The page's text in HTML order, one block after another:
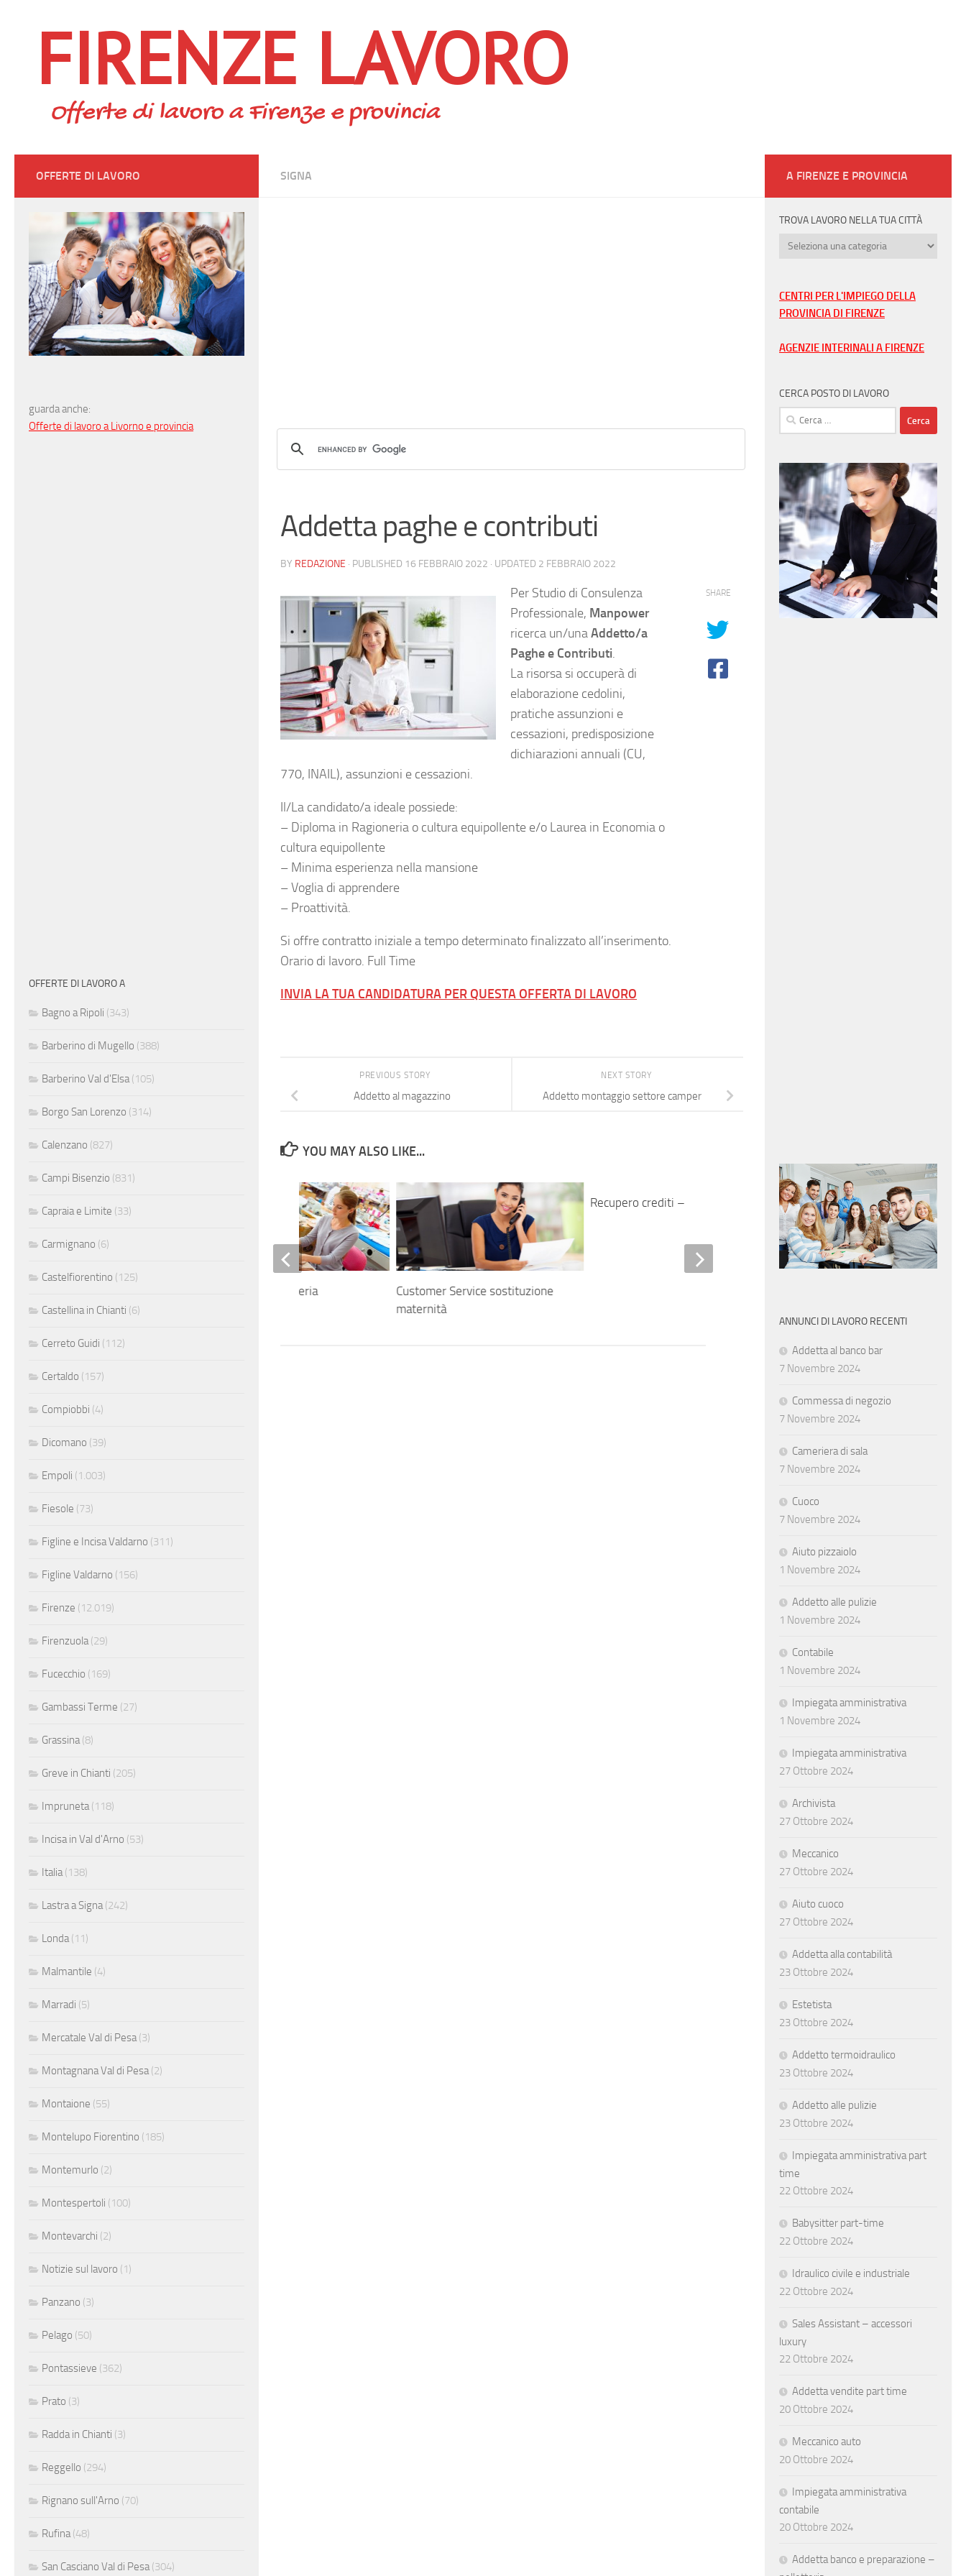
FIRENZE LAVORO
Offerte di lavoro a Firenze e provincia
SIGNA
Addetta paghe e contributi
BY REDAZIONE · PUBLISHED 16 FEBBRAIO 2022 · UPDATED 2 FEBBRAIO 2022
Per Studio di Consulenza
Professionale, Manpower
ricerca un/unaAddetto/a
Paghe e Contributi.
La risorsa si occuperà di
elaborazione cedolini,
pratiche assunzioni e
cessazioni, predisposizione
dichiarazioni annuali (CU,
770, INAIL), assunzioni e cessazioni.
Il/La candidato/a ideale possiede:
– Diploma in Ragioneria o cultura equipollente e/o Laurea in Economia o
cultura equipollente
– Minima esperienza nella mansione
– Voglia di apprendere
– Proattività.
Si offre contratto iniziale a tempo determinato finalizzato all’inserimento.
Orario di lavoro. Full Time
INVIA LA TUA CANDIDATURA PER QUESTA OFFERTA DI LAVORO
SHARE
NEXT STORY
Addetto montaggio settore camper
PREVIOUS STORY
Addetto al magazzino
YOU MAY ALSO LIKE...
Customer Service sostituzione
maternità
Recupero crediti – addetto
Macchinista pelletteria
OFFERTE DI LAVORO
guarda anche:
Offerte di lavoro a Livorno e provincia
OFFERTE DI LAVORO A
Bagno a Ripoli (343)
Barberino di Mugello (388)
Barberino Val d'Elsa(105)
Borgo San Lorenzo (314)
Calenzano (827)
Campi Bisenzio (831)
Capraia e Limite (33)
Carmignano (6)
Castelfiorentino (125)
Castellina in Chianti (6)
Cerreto Guidi (112)
Certaldo (157)
Compiobbi (4)
Dicomano (39)
Empoli (1.003)
Fiesole (73)
Figline e Incisa Valdarno (311)
Figline Valdarno (156)
Firenze (12.019)
Firenzuola(29)
Fucecchio (169)
Gambassi Terme (27)
Grassina(8)
Greve in Chianti (205)
Impruneta(118)
Incisa in Val d'Arno (53)
Italia(138)
Lastra a Signa(242)
Londa(11)
Malmantile (4)
Marradi (5)
Mercatale Val di Pesa(3)
Montagnana Val di Pesa(2)
Montaione (55)
Montelupo Fiorentino (185)
Montemurlo (2)
Montespertoli (100)
Montevarchi (2)
Notizie sul lavoro (1)
Panzano (3)
Pelago (50)
Pontassieve (362)
Prato (3)
Radda in Chianti (3)
Reggello (294)
Rignano sull'Arno (70)
Rufina(48)
San Casciano Val di Pesa(304)
A FIRENZE E PROVINCIA
TROVA LAVORO NELLA TUA CITTÀ
Trova
tua
città
CENTRI PER L'IMPIEGO DELLA
PROVINCIA DI FIRENZE
AGENZIE INTERINALI A FIRENZE
CERCA POSTO DI LAVORO
Ricerca
per:
ANNUNCI DI LAVORO RECENTI
Addetta al banco bar
7 Novembre 2024
Commessa di negozio
7 Novembre 2024
Cameriera di sala
7 Novembre 2024
Cuoco
7 Novembre 2024
Aiuto pizzaiolo
1 Novembre 2024
Addetto alle pulizie
1 Novembre 2024
Contabile
1 Novembre 2024
Impiegata amministrativa
1 Novembre 2024
Impiegata amministrativa
27 Ottobre 2024
Archivista
27 Ottobre 2024
Meccanico
27 Ottobre 2024
Aiuto cuoco
27 Ottobre 2024
Addetta alla contabilità
23 Ottobre 2024
Estetista
23 Ottobre 2024
Addetto termoidraulico
23 Ottobre 2024
Addetto alle pulizie
23 Ottobre 2024
Impiegata amministrativa part
time
22 Ottobre 2024
Babysitter part-time
22 Ottobre 2024
Idraulico civile e industriale
22 Ottobre 2024
Sales Assistant – accessori
luxury
22 Ottobre 2024
Addetta vendite part time
20 Ottobre 2024
Meccanico auto
20 Ottobre 2024
Impiegata amministrativa
contabile
20 Ottobre 2024
Addetta banco e preparazione –